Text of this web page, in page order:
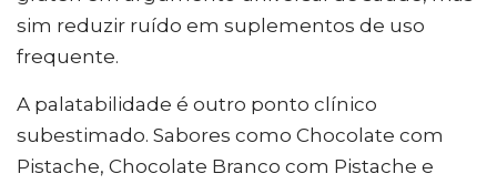
sim reduzir ruído em suplementos de uso
frequente.
A palatabilidade é outro ponto clínico
subestimado. Sabores como Chocolate com
Pistache, Chocolate Branco com Pistache e